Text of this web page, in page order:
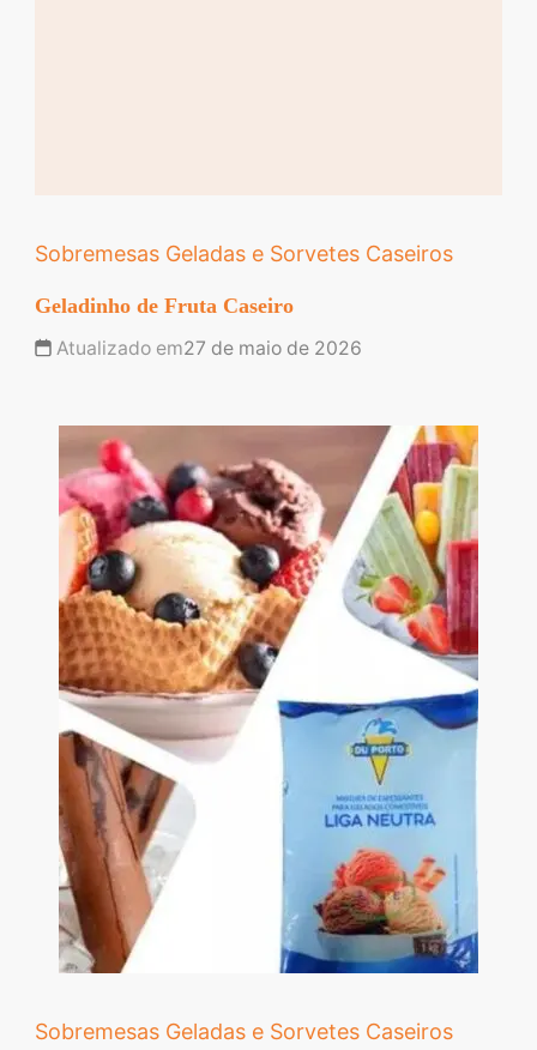
Sobremesas Geladas e Sorvetes Caseiros
Geladinho de Fruta Caseiro
Atualizado em27 de maio de 2026
Sobremesas Geladas e Sorvetes Caseiros